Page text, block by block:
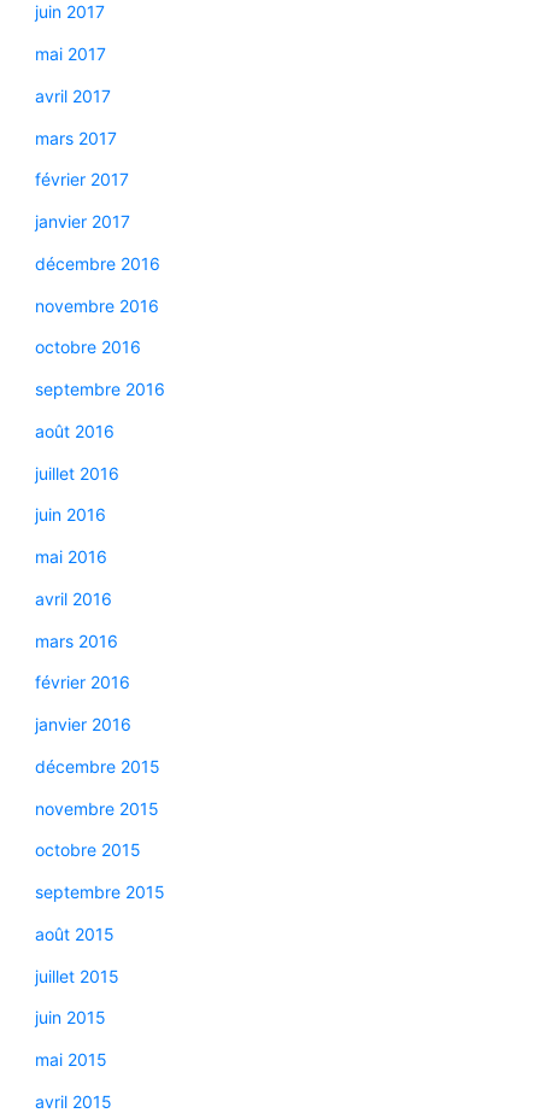
juin 2017
mai 2017
avril 2017
mars 2017
février 2017
janvier 2017
décembre 2016
novembre 2016
octobre 2016
septembre 2016
août 2016
juillet 2016
juin 2016
mai 2016
avril 2016
mars 2016
février 2016
janvier 2016
décembre 2015
novembre 2015
octobre 2015
septembre 2015
août 2015
juillet 2015
juin 2015
mai 2015
avril 2015